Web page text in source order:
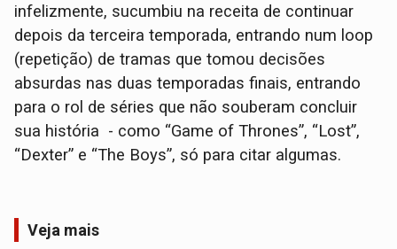
infelizmente, sucumbiu na receita de continuar
depois da terceira temporada, entrando num loop
(repetição) de tramas que tomou decisões
absurdas nas duas temporadas finais, entrando
para o rol de séries que não souberam concluir
sua história - como “Game of Thrones”, “Lost”,
“Dexter” e “The Boys”, só para citar algumas.
Veja mais